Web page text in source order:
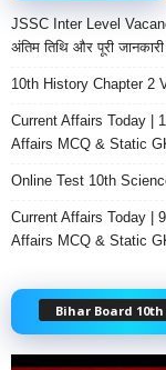
JSSC Inter Level
अंतिम तिथि और पूरी जानकारी
10th History Chapter 2
Current Affairs Today |
Affairs MCQ & Static
Online Test 10th
Current Affairs Today |
Affairs MCQ & Static
Bihar Board 10th